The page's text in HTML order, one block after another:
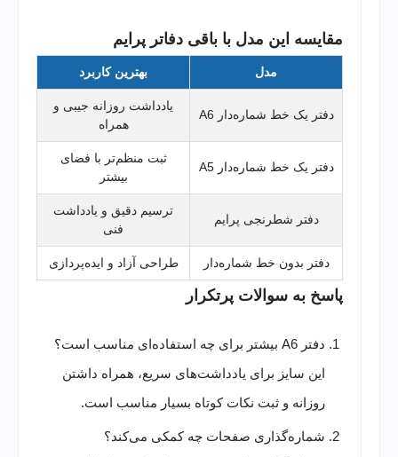
مقایسه این مدل با باقی دفاتر پرایم
مدل بهترین کاربرد
دفتر یک خط شماره‌دار A6
یادداشت روزانه جیبی و
همراه
دفتر یک خط شماره‌دار A5
ثبت منظم‌تر با فضای
بیشتر
دفتر شطرنجی پرایم
ترسیم دقیق و یادداشت
فنی
دفتر بدون خط شماره‌دار طراحی آزاد و ایده‌پردازی
پاسخ به سوالات پرتکرار
دفتر A6 بیشتر برای چه استفاده‌ای مناسب است؟
این سایز برای یادداشت‌های سریع، همراه داشتن
روزانه و ثبت نکات کوتاه بسیار مناسب است.
شماره‌گذاری صفحات چه کمکی می‌کند؟